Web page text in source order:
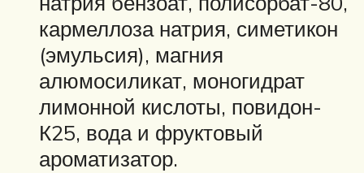
кармеллоза натрия, симетикон
(эмульсия), магния
алюмосиликат, моногидрат
лимонной кислоты, повидон-
К25, вода и фруктовый
ароматизатор.